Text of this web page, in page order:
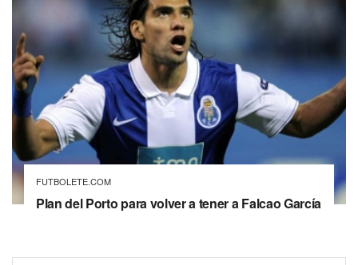
FUTBOLETE.COM
Plan del Porto para volver a tener a Falcao García